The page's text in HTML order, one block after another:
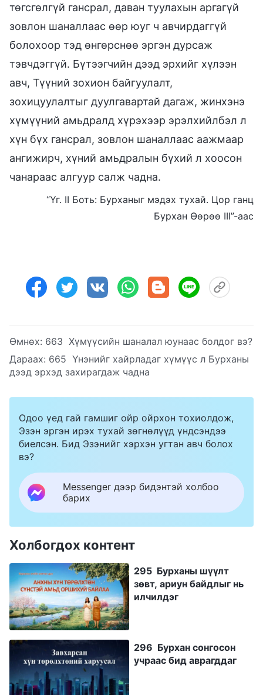
төгсгөлгүй гансрал, даван туулахын аргагүй
зовлон шаналлаас өөр юуг ч авчирдаггүй
болохоор тэд өнгөрснөө эргэн дурсаж
тэвчдэггүй. Бүтээгчийн дээд эрхийг хүлээн
авч, Түүний зохион байгуулалт,
зохицуулалтыг дуулгавартай дагаж, жинхэнэ
хүмүүний амьдралд хүрэхээр эрэлхийлбэл л
хүн бүх гансрал, зовлон шаналлаас аажмаар
ангижирч, хүний амьдралын бүхий л хоосон
чанараас алгуур салж чадна.
“Үг. II Боть: Бурханыг мэдэх тухай. Цор ганц
Бурхан Өөрөө III”-аас
Өмнөх: 663 Хүмүүсийн шаналал юунаас болдог вэ?
Дараах: 665 Үнэнийг хайрладаг хүмүүс л Бурханы
дээд эрхэд захирагдаж чадна
Одоо үед гай гамшиг ойр ойрхон тохиолдож,
Эзэн эргэн ирэх тухай зөгнөлүүд үндсэндээ
биелсэн. Бид Эзэнийг хэрхэн угтан авч болох
вэ?
Messenger дээр бидэнтэй холбоо
барих
Холбогдох контент
295 Бурханы шүүлт
зөвт, ариун байдлыг нь
илчилдэг
296 Бурхан сонгосон
учраас бид аврагддаг